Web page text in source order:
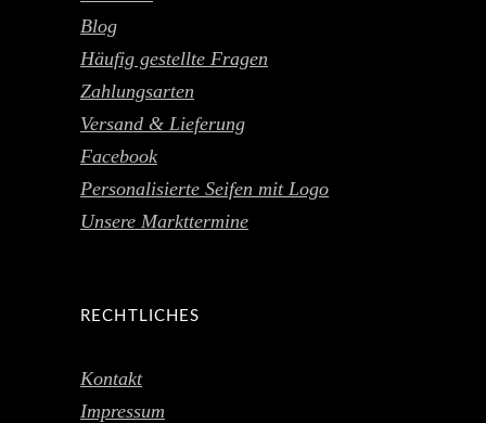
Blog
Häufig gestellte Fragen
Zahlungsarten
Versand & Lieferung
Facebook
Personalisierte Seifen mit Logo
Unsere Markttermine
RECHTLICHES
Kontakt
Impressum